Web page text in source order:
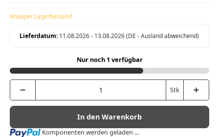
Knapper Lagerbestand
Lieferdatum: 11.08.2026 - 13.08.2026(DE - Ausland abweichend)
Nur noch 1 verfügbar
Stk
In den Warenkorb
Loading... Komponenten werden geladen ...